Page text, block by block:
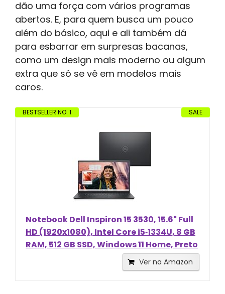
dão uma força com vários programas
abertos. E, para quem busca um pouco
além do básico, aqui e ali também dá
para esbarrar em surpresas bacanas,
como um design mais moderno ou algum
extra que só se vê em modelos mais
caros.
SALE
BESTSELLER NO. 1
Notebook Dell Inspiron 15 3530, 15.6" Full
HD (1920x1080), Intel Core i5‑1334U, 8 GB
RAM, 512 GB SSD, Windows 11 Home, Preto
Ver na Amazon